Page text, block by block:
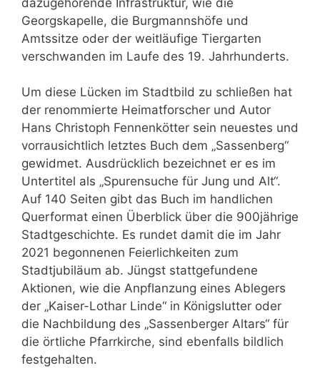
Georgskapelle, die Burgmannshöfe und
Amtssitze oder der weitläufige Tiergarten
verschwanden im Laufe des 19. Jahrhunderts.
Um diese Lücken im Stadtbild zu schließen hat
der renommierte Heimatforscher und Autor
Hans Christoph Fennenkötter sein neuestes und
vorrausichtlich letztes Buch dem „Sassenberg“
gewidmet. Ausdrücklich bezeichnet er es im
Untertitel als „Spurensuche für Jung und Alt“.
Auf 140 Seiten gibt das Buch im handlichen
Querformat einen Überblick über die 900jährige
Stadtgeschichte. Es rundet damit die im Jahr
2021 begonnenen Feierlichkeiten zum
Stadtjubiläum ab. Jüngst stattgefundene
Aktionen, wie die Anpflanzung eines Ablegers
der „Kaiser-Lothar Linde“ in Königslutter oder
die Nachbildung des „Sassenberger Altars“ für
die örtliche Pfarrkirche, sind ebenfalls bildlich
festgehalten.